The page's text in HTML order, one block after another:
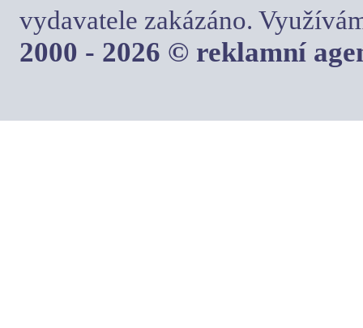
vydavatele zakázáno.
2000 - 2026 © reklamní